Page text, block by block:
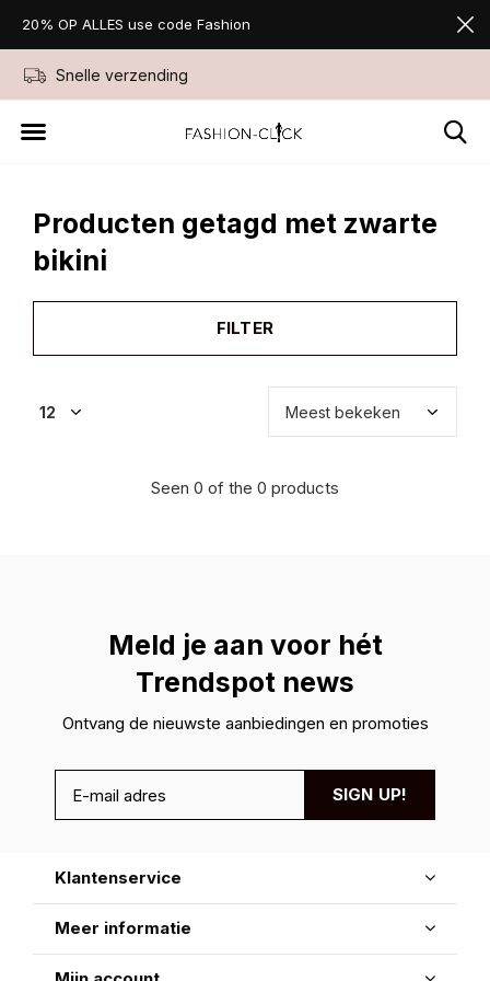
Snelle verzending
20% OP ALLES use code Fashion
Producten getagd met zwarte
bikini
FILTER
Seen 0 of the 0 products
Meld je aan voor hét
Trendspot news
Ontvang de nieuwste aanbiedingen en promoties
SIGN UP!
Klantenservice
Meer informatie